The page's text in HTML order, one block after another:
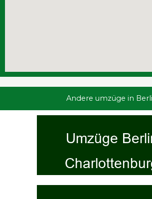
Andere umzüge in